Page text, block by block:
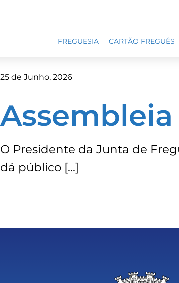
FREGUESIA CARTÃO FREGUÊS
25 de Junho, 2026
O Presidente da Junta de
dá público […]